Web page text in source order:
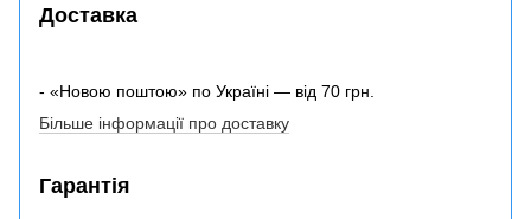
Доставка
- «Новою поштою» по Україні — від 70 грн.
Більше інформації про доставку
Гарантія